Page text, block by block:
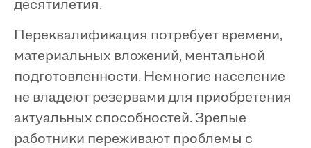
десятилетия.
Переквалификация потребует времени,
материальных вложений, ментальной
подготовленности. Немногие население
не владеют резервами для приобретения
актуальных способностей. Зрелые
работники переживают проблемы с